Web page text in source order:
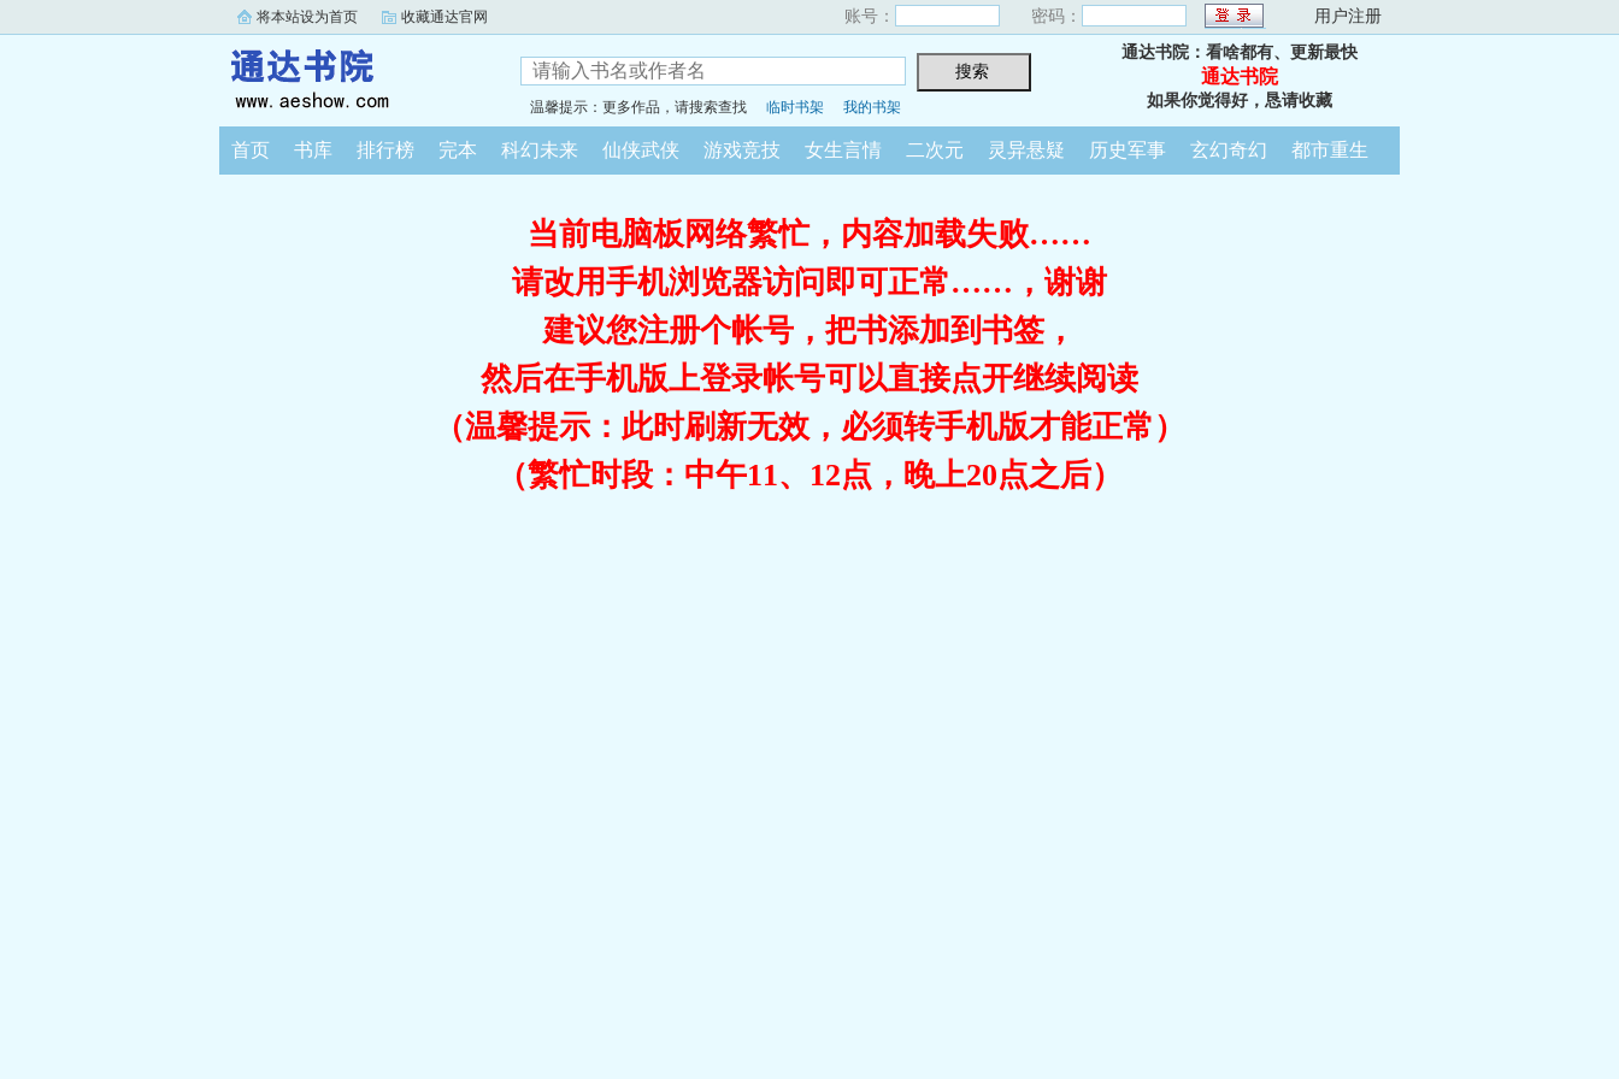
将本站设为首页 收藏通达官网 账号： 密码： 用户注册
温馨提示：更多作品，请搜索查找 临时书架 我的书架
通达书院：看啥都有、更新最快
通达书院
如果你觉得好，恳请收藏
首页 书库 排行榜 完本 科幻未来 仙侠武侠 游戏竞技 女生言情 二次元 灵异悬疑 历史军事 玄幻奇幻 都市重生
当前电脑板网络繁忙，内容加载失败……
请改用手机浏览器访问即可正常……，谢谢
建议您注册个帐号，把书添加到书签，
然后在手机版上登录帐号可以直接点开继续阅读
（温馨提示：此时刷新无效，必须转手机版才能正常）
（繁忙时段：中午11、12点，晚上20点之后）